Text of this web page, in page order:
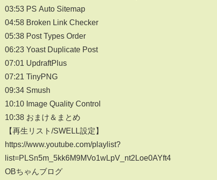
03:53 PS Auto Sitemap
04:58 Broken Link Checker
05:38 Post Types Order
06:23 Yoast Duplicate Post
07:01 UpdraftPlus
07:21 TinyPNG
09:34 Smush
10:10 Image Quality Control
10:38 おまけ＆まとめ
【再生リスト/SWELL設定】
https://www.youtube.com/playlist?
list=PLSn5m_5kk6M9MVo1wLpV_nt2Loe0AYft4
OBちゃんブログ